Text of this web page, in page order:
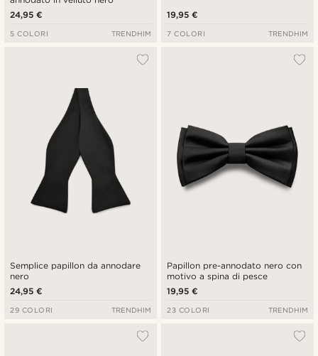
24,95 €
5 COLORI TRENDHIM
19,95 €
7 COLORI TRENDHIM
Semplice papillon da annodare
nero
24,95 €
29 COLORI TRENDHIM
Papillon pre-annodato nero con
motivo a spina di pesce
19,95 €
23 COLORI TRENDHIM